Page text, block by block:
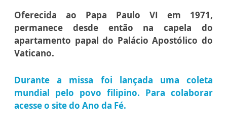
Oferecida ao Papa Paulo VI em 1971,
permanece desde então na capela do
apartamento papal do Palácio Apostólico do
Vaticano.
Durante a missa foi lançada uma coleta
mundial pelo povo filipino. Para colaborar
acesse o site do Ano da Fé.